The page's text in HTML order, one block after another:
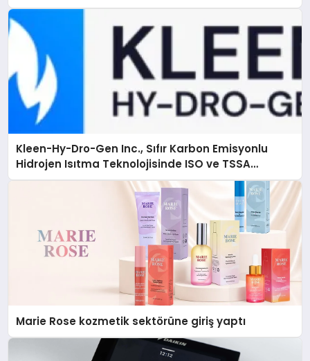
Kleen-Hy-Dro-Gen Inc., Sıfır Karbon Emisyonlu
Hidrojen Isıtma Teknolojisinde ISO ve TSSA
Düzenleyici Onaylarını Aldı
Marie Rose kozmetik sektörüne giriş yaptı